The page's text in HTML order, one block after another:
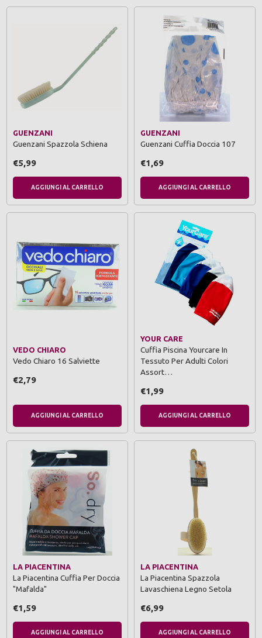
GUENZANI
Guenzani Spazzola Schiena
€5,99
AGGIUNGI AL CARRELLO
GUENZANI
Guenzani Cuffia Doccia 107
€1,69
AGGIUNGI AL CARRELLO
VEDO CHIARO
Vedo Chiaro 16 Salviette
€2,79
AGGIUNGI AL CARRELLO
YOUR CARE
Cuffia Piscina Yourcare In
Tessuto Per Adulti Colori
Assort…
€1,99
AGGIUNGI AL CARRELLO
LA PIACENTINA
La Piacentina Cuffia Per Doccia
"Mafalda"
€1,59
AGGIUNGI AL CARRELLO
LA PIACENTINA
La Piacentina Spazzola
Lavaschiena Legno Setola
€6,99
AGGIUNGI AL CARRELLO